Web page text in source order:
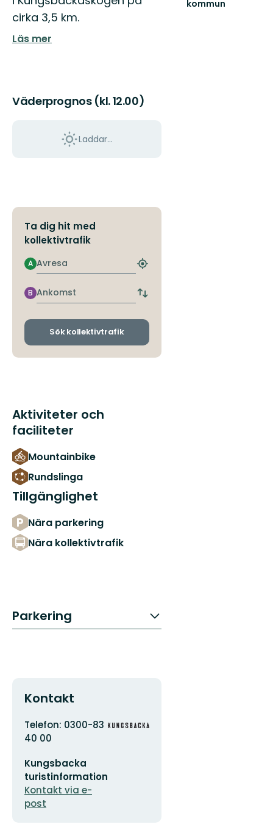
cirka 3,5 km.
Läs mer
Väderprognos (kl. 12.00)
Laddar...
Ta dig hit med
kollektivtrafik
Avresa
A
Hitta
hållplats
Ankomst
B
Byt
och
Sök kollektivtrafik
Aktiviteter och
faciliteter
Mountainbike
Rundslinga
Tillgänglighet
Nära parkering
Nära kollektivtrafik
Parkering
Kontakt
Adress
Telefon: 0300-83
40 00
postadress
Kungsbacka
turistinformation
Kontakt via e-
post
Organisationens
kommun